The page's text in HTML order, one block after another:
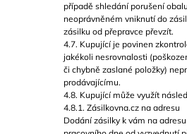
případě shledání porušení
neoprávněném vniknutí do
zásilku od přepravce převzít.
4.7. Kupující je povinen
jakékoli nesrovnalosti
či chybně zaslané položky)
prodávajícímu.
4.8. Kupující může využít
4.8.1. Zásilkovna.cz na adresu
Dodání zásilky k vám na